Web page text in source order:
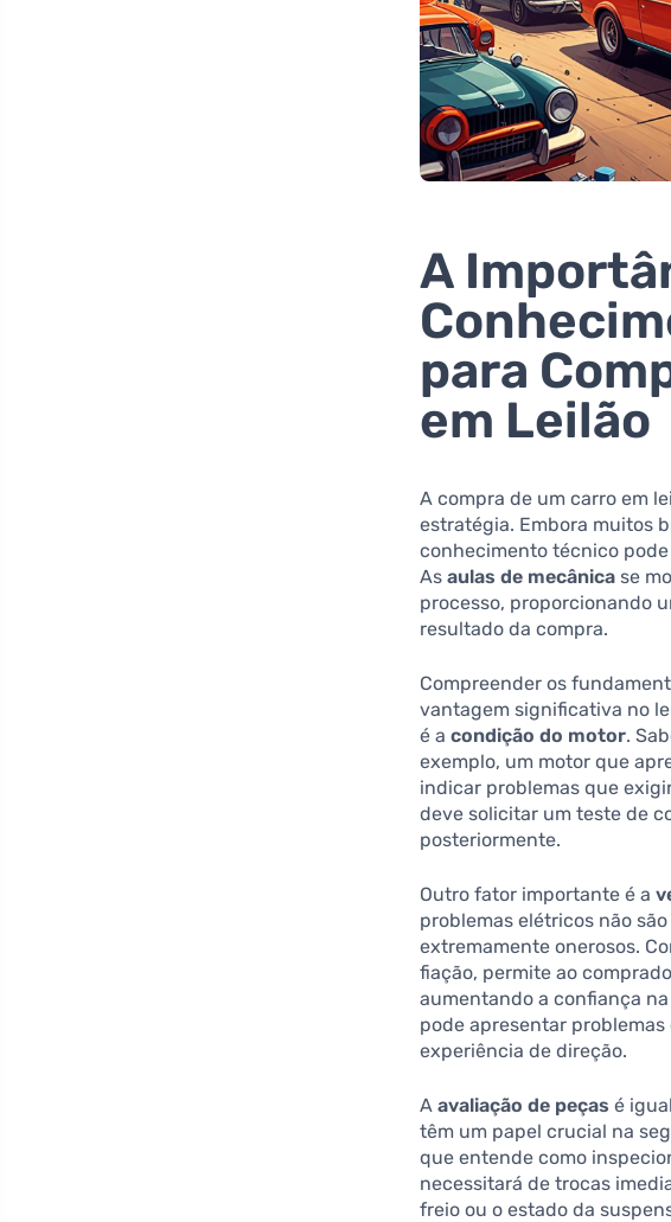
A
para
em Leilão
A compra de um carro em
estratégia. Embora muitos
conhecimento técnico
Asaulas de mecânica se
processo, proporcionando
resultado da compra.
Compreender os
vantagem significativa no
é acondição do motor.
exemplo, um motor que
indicar problemas que
deve solicitar um teste de
posteriormente.
Outro fator importante é a
problemas elétricos não
extremamente onerosos.
fiação, permite ao
aumentando a confiança
pode apresentar
experiência de direção.
Aavaliação de peças é
têm um papel crucial na
que entende como
necessitará de trocas
freio ou o estado da